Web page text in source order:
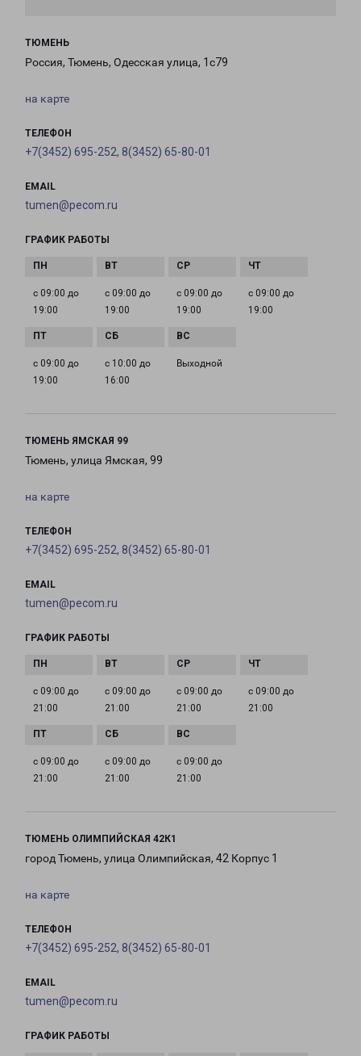
ТЮМЕНЬ
Россия, Тюмень, Одесская улица, 1с79
на карте
ТЕЛЕФОН
+7(3452) 695-252, 8(3452) 65-80-01
EMAIL
tumen@pecom.ru
ГРАФИК РАБОТЫ
с 09:00 до
19:00
с 09:00 до
19:00
с 09:00 до
19:00
с 09:00 до
19:00
с 09:00 до
19:00
с 10:00 до
16:00
Выходной
ТЮМЕНЬ ЯМСКАЯ 99
Тюмень, улица Ямская, 99
на карте
ТЕЛЕФОН
+7(3452) 695-252, 8(3452) 65-80-01
EMAIL
tumen@pecom.ru
ГРАФИК РАБОТЫ
с 09:00 до
21:00
с 09:00 до
21:00
с 09:00 до
21:00
с 09:00 до
21:00
с 09:00 до
21:00
с 09:00 до
21:00
с 09:00 до
21:00
ТЮМЕНЬ ОЛИМПИЙСКАЯ 42К1
город Тюмень, улица Олимпийская, 42 Корпус 1
на карте
ТЕЛЕФОН
+7(3452) 695-252, 8(3452) 65-80-01
EMAIL
tumen@pecom.ru
ГРАФИК РАБОТЫ